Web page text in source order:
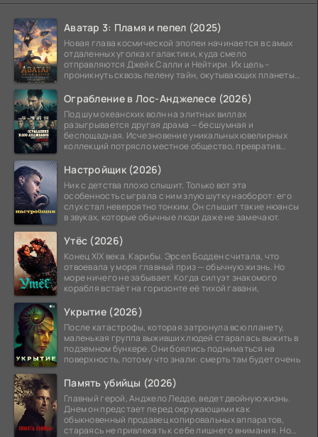
Аватар 3: Пламя и пепел (2025)
Новая глава космической эпопеи начинается в самых
отдаленных уголках галактики, куда смело
отправляются Джейк Салли и Нейтири. Их цель –
проникнуть сквозь пелену тайн, окутывающих планеты
Ограбление в Лос-Анджелесе (2026)
Под шум океанских волн на элитных виллах
разыгрывается другая драма — бесшумная и
беспощадная. Исчезновение уникальных ювелирных
коллекций потрясло местное общество, превратив
Настройщик (2026)
Ник с детства плохо слышит. Только вот эта
особенность сыграла с ним злую шутку наоборот: его
слух стал невероятно тонким. Он слышит такие нюансы
в звуках, которые обычные люди даже не замечают.
Утёс (2026)
Конец XIX века. Карибы. Эрсел Бодден считала, что
отвоевала у моря главный приз — обычную жизнь. Но
море ничего не забывает. Когда силуэт знакомого
корабля встаёт на горизонте её тихой гавани,
Укрытие (2026)
После катастрофы, которая затронула всю планету,
маленькая группа выживших людей старалась выжить в
подземном бункере. Они боялись подниматься на
поверхность, потому что знали: смерть там будет очень
Память убийцы (2026)
Главный герой, Анджело Ледде, ведет двойную жизнь.
Днем он предстает перед окружающими как
обыкновенный продавец копировальных аппаратов,
стараясь не привлекать к себе лишнего внимания. Но